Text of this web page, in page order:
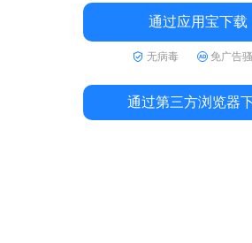
通过应用宝下载
无病毒 免广告
通过第三方浏览器